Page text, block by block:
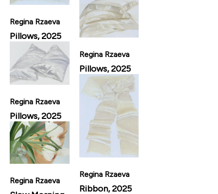
Regina Rzaeva
Pillows, 2025
Regina Rzaeva
Pillows, 2025
Regina Rzaeva
Regina Rzaeva
Pillows, 2025
Regina Rzaeva
Ribbon, 2025